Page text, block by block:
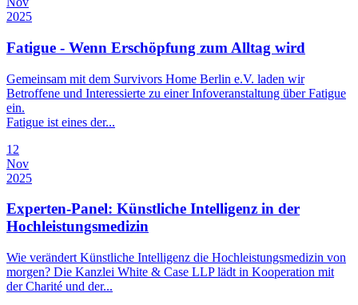
2025
Fatigue - Wenn Erschöpfung zum Alltag wird
Gemeinsam mit dem Survivors Home Berlin e.V. laden wir
Betroffene und Interessierte zu einer Infoveranstaltung über Fatigue
ein.
Fatigue ist eines der...
12
Nov
2025
Experten-Panel: Künstliche Intelligenz in der
Hochleistungsmedizin
Wie verändert Künstliche Intelligenz die Hochleistungsmedizin von
morgen? Die Kanzlei White & Case LLP lädt in Kooperation mit
der Charité und der...